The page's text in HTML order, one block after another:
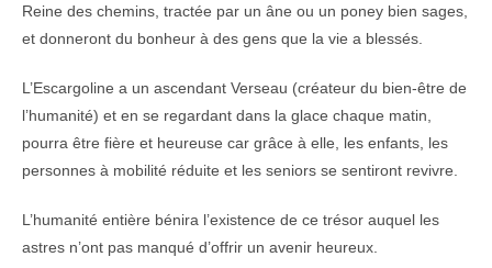
Reine des chemins, tractée par un âne ou un poney bien sages,
et donneront du bonheur à des gens que la vie a blessés.
L’Escargoline a un ascendant Verseau (créateur du bien-être de
l’humanité) et en se regardant dans la glace chaque matin,
pourra être fière et heureuse car grâce à elle, les enfants, les
personnes à mobilité réduite et les seniors se sentiront revivre.
L’humanité entière bénira l’existence de ce trésor auquel les
astres n’ont pas manqué d’offrir un avenir heureux.